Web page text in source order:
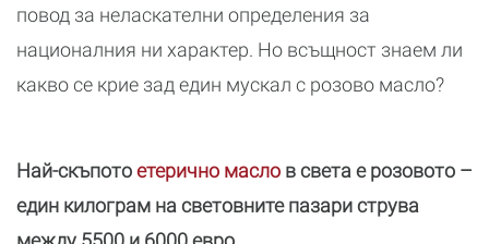
повод за неласкателни определения за
националния ни характер. Но всъщност знаем ли
какво се крие зад един мускал с розово масло?
Най-скъпотоетерично масло в света е розовото –
един килограм на световните пазари струва